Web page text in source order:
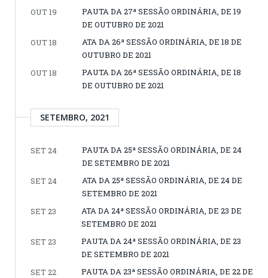
OUT 19
PAUTA DA 27ª SESSÃO ORDINÁRIA, DE 19
DE OUTUBRO DE 2021
OUT 18
ATA DA 26ª SESSÃO ORDINÁRIA, DE 18 DE
OUTUBRO DE 2021
OUT 18
PAUTA DA 26ª SESSÃO ORDINÁRIA, DE 18
DE OUTUBRO DE 2021
SETEMBRO, 2021
SET 24
PAUTA DA 25ª SESSÃO ORDINÁRIA, DE 24
DE SETEMBRO DE 2021
SET 24
ATA DA 25ª SESSÃO ORDINÁRIA, DE 24 DE
SETEMBRO DE 2021
SET 23
ATA DA 24ª SESSÃO ORDINÁRIA, DE 23 DE
SETEMBRO DE 2021
SET 23
PAUTA DA 24ª SESSÃO ORDINÁRIA, DE 23
DE SETEMBRO DE 2021
SET 22
PAUTA DA 23ª SESSÃO ORDINÁRIA, DE 22 DE